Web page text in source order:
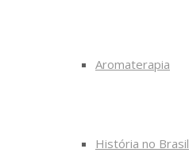
Aromaterapia
História no Brasil